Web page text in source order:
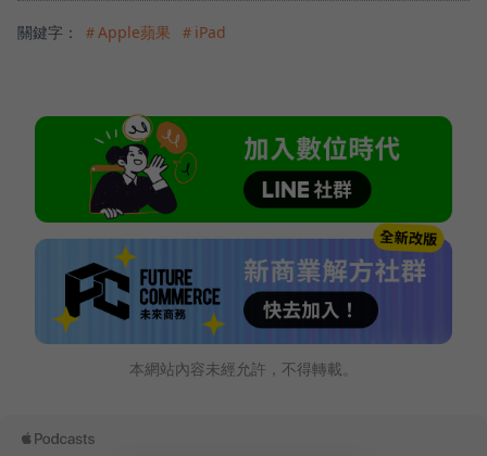
關鍵字： ＃Apple蘋果 ＃iPad
本網站內容未經允許，不得轉載。